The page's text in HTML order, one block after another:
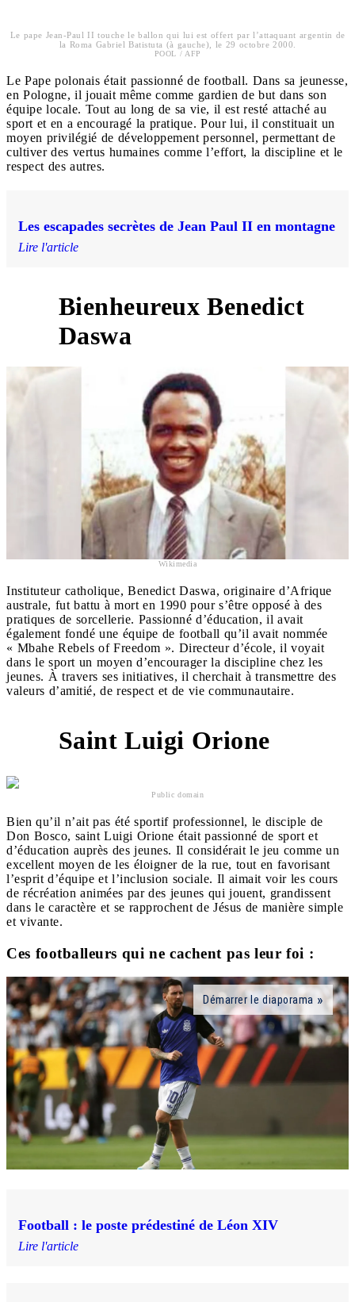
Le pape Jean-Paul II touche le ballon qui lui est offert par l’attaquant argentin de
la Roma Gabriel Batistuta (à gauche), le 29 octobre 2000.
POOL / AFP
Le Pape polonais était passionné de football. Dans sa jeunesse,
en Pologne, il jouait même comme gardien de but dans son
équipe locale. Tout au long de sa vie, il est resté attaché au
sport et en a encouragé la pratique. Pour lui, il constituait un
moyen privilégié de développement personnel, permettant de
cultiver des vertus humaines comme l’effort, la discipline et le
respect des autres.
Les escapades secrètes de Jean Paul II en montagne
Lire l'article
Bienheureux Benedict
Daswa
Wikimedia
Instituteur catholique, Benedict Daswa, originaire d’Afrique
australe, fut battu à mort en 1990 pour s’être opposé à des
pratiques de sorcellerie. Passionné d’éducation, il avait
également fondé une équipe de football qu’il avait nommée
« Mbahe Rebels of Freedom ». Directeur d’école, il voyait
dans le sport un moyen d’encourager la discipline chez les
jeunes. À travers ses initiatives, il cherchait à transmettre des
valeurs d’amitié, de respect et de vie communautaire.
Saint Luigi Orione
Public domain
Bien qu’il n’ait pas été sportif professionnel, le disciple de
Don Bosco, saint Luigi Orione était passionné de sport et
d’éducation auprès des jeunes. Il considérait le jeu comme un
excellent moyen de les éloigner de la rue, tout en favorisant
l’esprit d’équipe et l’inclusion sociale. Il aimait voir les cours
de récréation animées par des jeunes qui jouent, grandissent
dans le caractère et se rapprochent de Jésus de manière simple
et vivante.
Ces footballeurs qui ne cachent pas leur foi :
Démarrer le diaporama
Football : le poste prédestiné de Léon XIV
Lire l'article